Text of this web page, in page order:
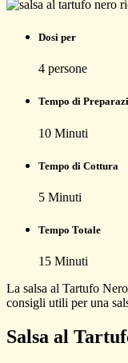
Dosi per
4 persone
Tempo di
10 Minuti
Tempo di Cottura
5 Minuti
Tempo Totale
15 Minuti
La salsa al Tartufo
consigli utili per una
Salsa al